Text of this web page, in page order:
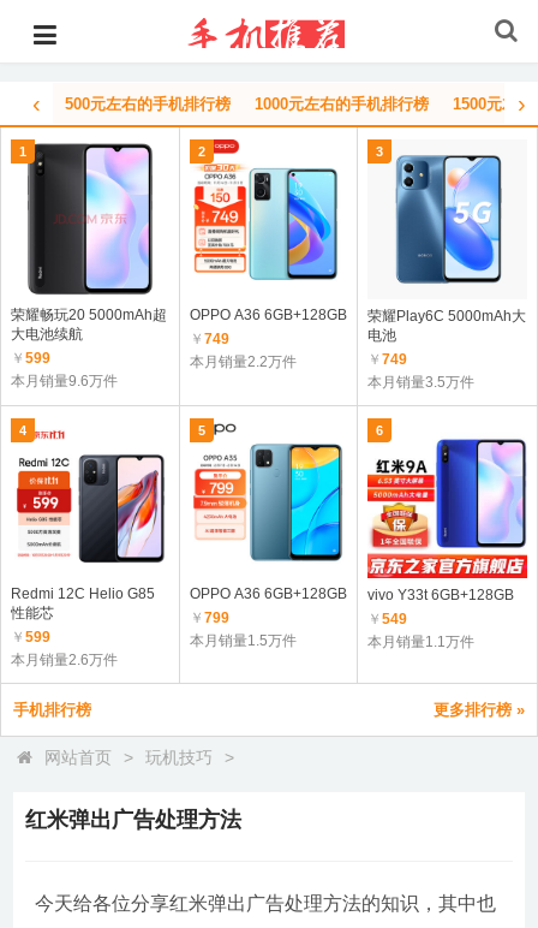
‹ 500元左右的手机排行榜 1000元左右的手机排行榜 1500元左›
1
荣耀畅玩20 5000mAh超
大电池续航
￥ 599
本月销量9.6万件
2
OPPO A36 6GB+128GB
￥ 749
本月销量2.2万件
3
荣耀Play6C 5000mAh大
电池
￥749
本月销量3.5万件
4
Redmi 12C Helio G85
性能芯
￥ 599
本月销量2.6万件
5
OPPO A36 6GB+128GB
￥ 799
本月销量1.5万件
6
vivo Y33t 6GB+128GB
￥549
本月销量1.1万件
手机排行榜 更多排行榜 »
网站首页 > 玩机技巧 >
红米弹出广告处理方法
今天给各位分享红米弹出广告处理方法的知识，其中也